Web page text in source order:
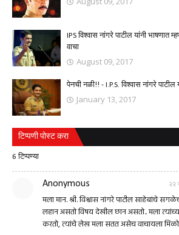
IPS विश्वास नांगरे पाटील यांनी
वाचा
August 09, 2017
पेनची नळी!! - I.P.S. विश्वास नांगरे
January 13, 2017
टिप्पणी पोस्ट करा
6 टिप्पण्या
Anonymous २२
मला मान. श्री. विश्वास नांगरे पाटील साहेबांचे
लहान असतो विषय देखील छान असतो.. मला
करतो, त्यांचे लेख मला सतत असेच वाचायला